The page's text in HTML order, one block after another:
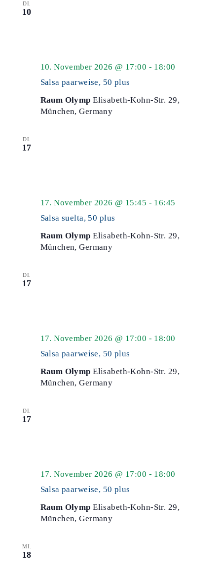
DI.
10
Salsa paarweise, 50 plus
10. November 2026 @ 17:00 - 18:00
Raum OlympElisabeth-Kohn-Str. 29,
München, Germany
DI.
17
Salsa suelta, 50 plus
17. November 2026 @ 15:45 - 16:45
Raum OlympElisabeth-Kohn-Str. 29,
München, Germany
DI.
17
Salsa paarweise, 50 plus
17. November 2026 @ 17:00 - 18:00
Raum OlympElisabeth-Kohn-Str. 29,
München, Germany
DI.
17
Salsa paarweise, 50 plus
17. November 2026 @ 17:00 - 18:00
Raum OlympElisabeth-Kohn-Str. 29,
München, Germany
MI.
18